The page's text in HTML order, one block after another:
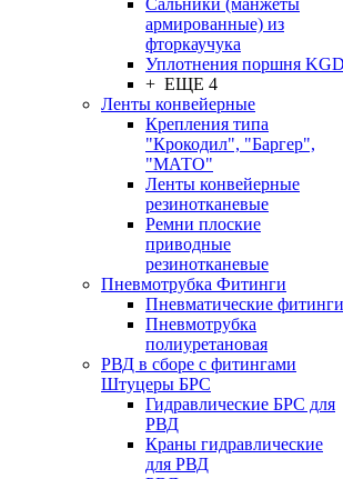
Сальники (манжеты
армированные) из
фторкаучука
Уплотнения поршня KGD
+ ЕЩЕ 4
Ленты конвейерные
Крепления типа
"Крокодил", "Баргер",
"МАТО"
Ленты конвейерные
резинотканевые
Ремни плоские
приводные
резинотканевые
Пневмотрубка Фитинги
Пневматические фитинги
Пневмотрубка
полиуретановая
РВД в сборе с фитингами
Штуцеры БРС
Гидравлические БРС для
РВД
Краны гидравлические
для РВД